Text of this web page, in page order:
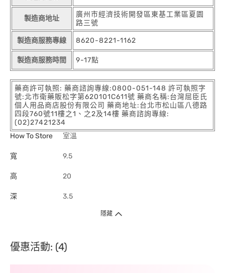
製造商地址
廣州市經濟技術開發區東基工業區夏園
路三號
製造商服務專線 8620-8221-1162
製造商服務時間 9-17點
藥商許可執照: 藥商諮詢專線:0800-051-148 許可執照字
號:北市衛藥販松字第620101C611號 藥商名稱:台灣屈臣氏
個人用品商店股份有限公司 藥商地址:台北市松山區八德路
四段760號11樓之1、之2及14樓 藥商諮詢專線:
(02)27421234
How To Store
室溫
寬 9.5
高 20
深 3.5
隱藏
優惠活動: (4)